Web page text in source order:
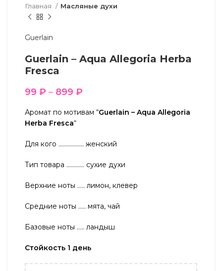
Главная Масляные духи
Guerlain
Guerlain – Aqua Allegoria Herba
Fresca
99 ₽ – 899 ₽
Аромат по мотивам “Guerlain – Aqua Allegoria
Herba Fresca“
Для кого …………….. женский
Тип товара ………… сухие духи
Верхние ноты ….. лимон, клевер
Средние ноты ….. мята, чай
Базовые ноты ….. ландыш
Стойкость 1 день